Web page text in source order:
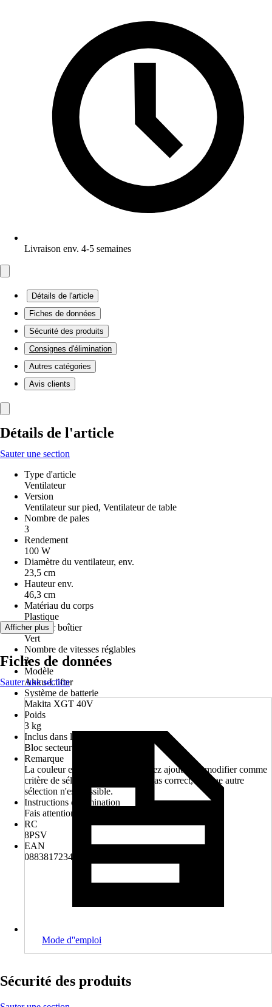
Livraison env. 4-5 semaines
Détails de l'article
Fiches de données
Sécurité des produits
Consignes d'élimination
Autres catégories
Avis clients
Détails de l'article
Sauter une section
Type d'article
Ventilateur
Version
Ventilateur sur pied, Ventilateur de table
Nombre de pales
3
Rendement
100 W
Diamètre du ventilateur, env.
23,5 cm
Hauteur env.
46,3 cm
Matériau du corps
Plastique
Couleur boîtier
Vert
Nombre de vitesses réglables
3
Modèle
Akku-Lüfter
Système de batterie
Makita XGT 40V
Poids
3 kg
Inclus dans la livraison
Bloc secteur
Remarque
La couleur est bleu pétrole. Veuillez ajouter ou modifier comme
critère de sélection. Le vert n'est pas correct, aucune autre
sélection n'est possible.
Instructions d'élimination
Fais attention aux consignes pour l'élimination
RC
8PSV
EAN
088381723404, 2007007832502
Afficher plus
Fiches de données
Sauter une section
Mode d''emploi
Sécurité des produits